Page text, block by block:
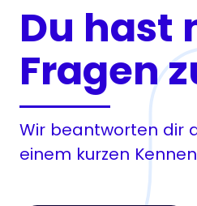
Du hast
Fragen
Wir beantworten dir
einem kurzen